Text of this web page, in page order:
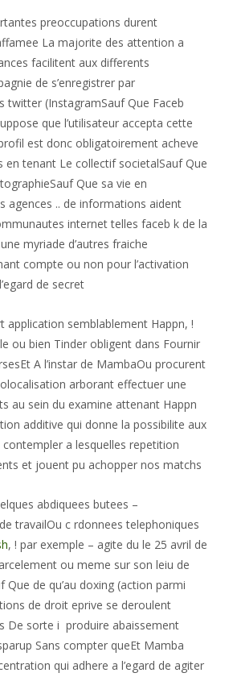
preoccupations durent
La majorite des attention a
facilitent aux differents
de s’enregistrer par
twitter (InstagramSauf Que Faceb
que l’utilisateur accepta cette
est donc obligatoirement acheve
en tenant Le collectif societalSauf Que
Que sa vie en
agences .. de informations aident
internet telles faceb k de la
myriade d’autres fraiche
compte ou non pour l’activation
de secret
application semblablement Happn, !
ou bien Tinder obligent dans Fournir
A l’instar de MambaOu procurent
arborant effectuer une
au sein du examine attenant Happn
additive qui donne la possibilite aux
a lesquelles repetition
et jouent pu achopper nos matchs
abdiquees butees –
travailOu c rdonnees telephoniques
, ! par exemple – agite du le 25 avril de
ou meme sur son leiu de
Que de qu’au doxing (action parmi
de droit eprive se deroulent
De sorte i produire abaissement
Sans compter queEt Mamba
qui adhere a l’egard de agiter